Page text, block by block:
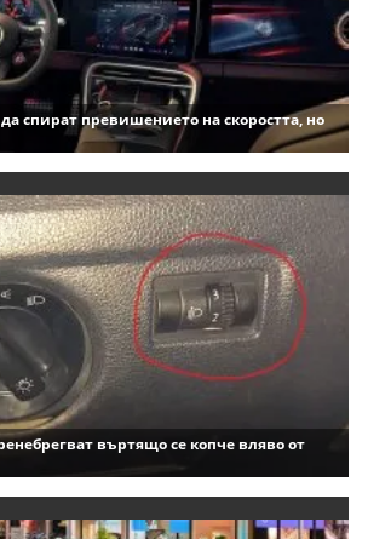
спират превишението на скоростта, но
въртящо се копче вляво от